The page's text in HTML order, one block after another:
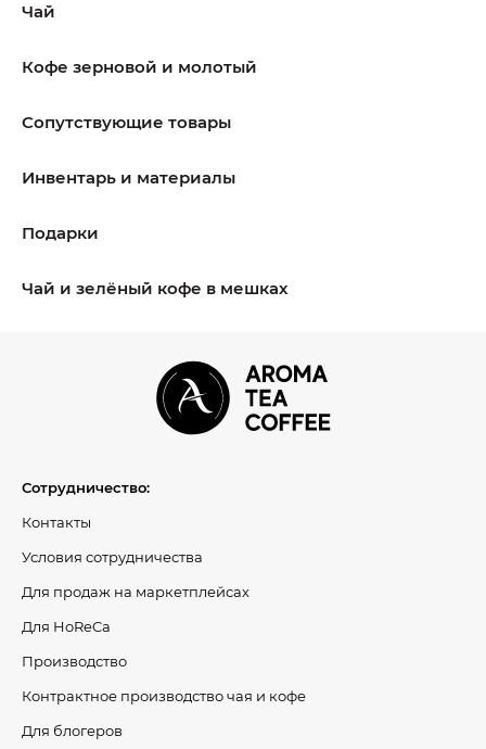
Чай
Кофе зерновой и молотый
Сопутствующие товары
Инвентарь и материалы
Подарки
Чай и зелёный кофе в мешках
Сотрудничество:
Контакты
Условия сотрудничества
Для продаж на маркетплейсах
Для HoReCa
Производство
Контрактное производство чая и кофе
Для блогеров